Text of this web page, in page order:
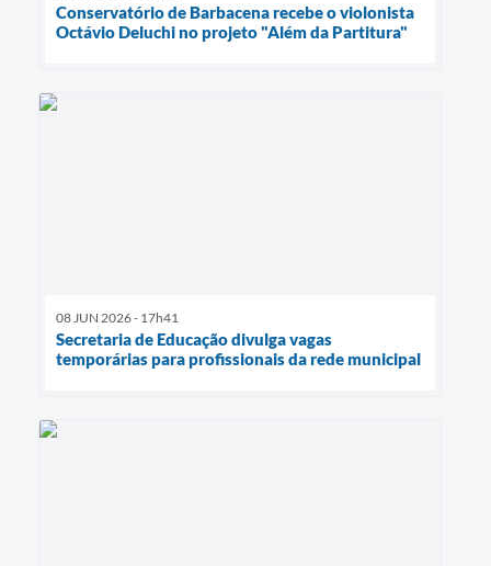
Conservatório de Barbacena recebe o violonista
Octávio Deluchi no projeto "Além da Partitura"
08 JUN 2026 - 17h41
Secretaria de Educação divulga vagas
temporárias para profissionais da rede municipal